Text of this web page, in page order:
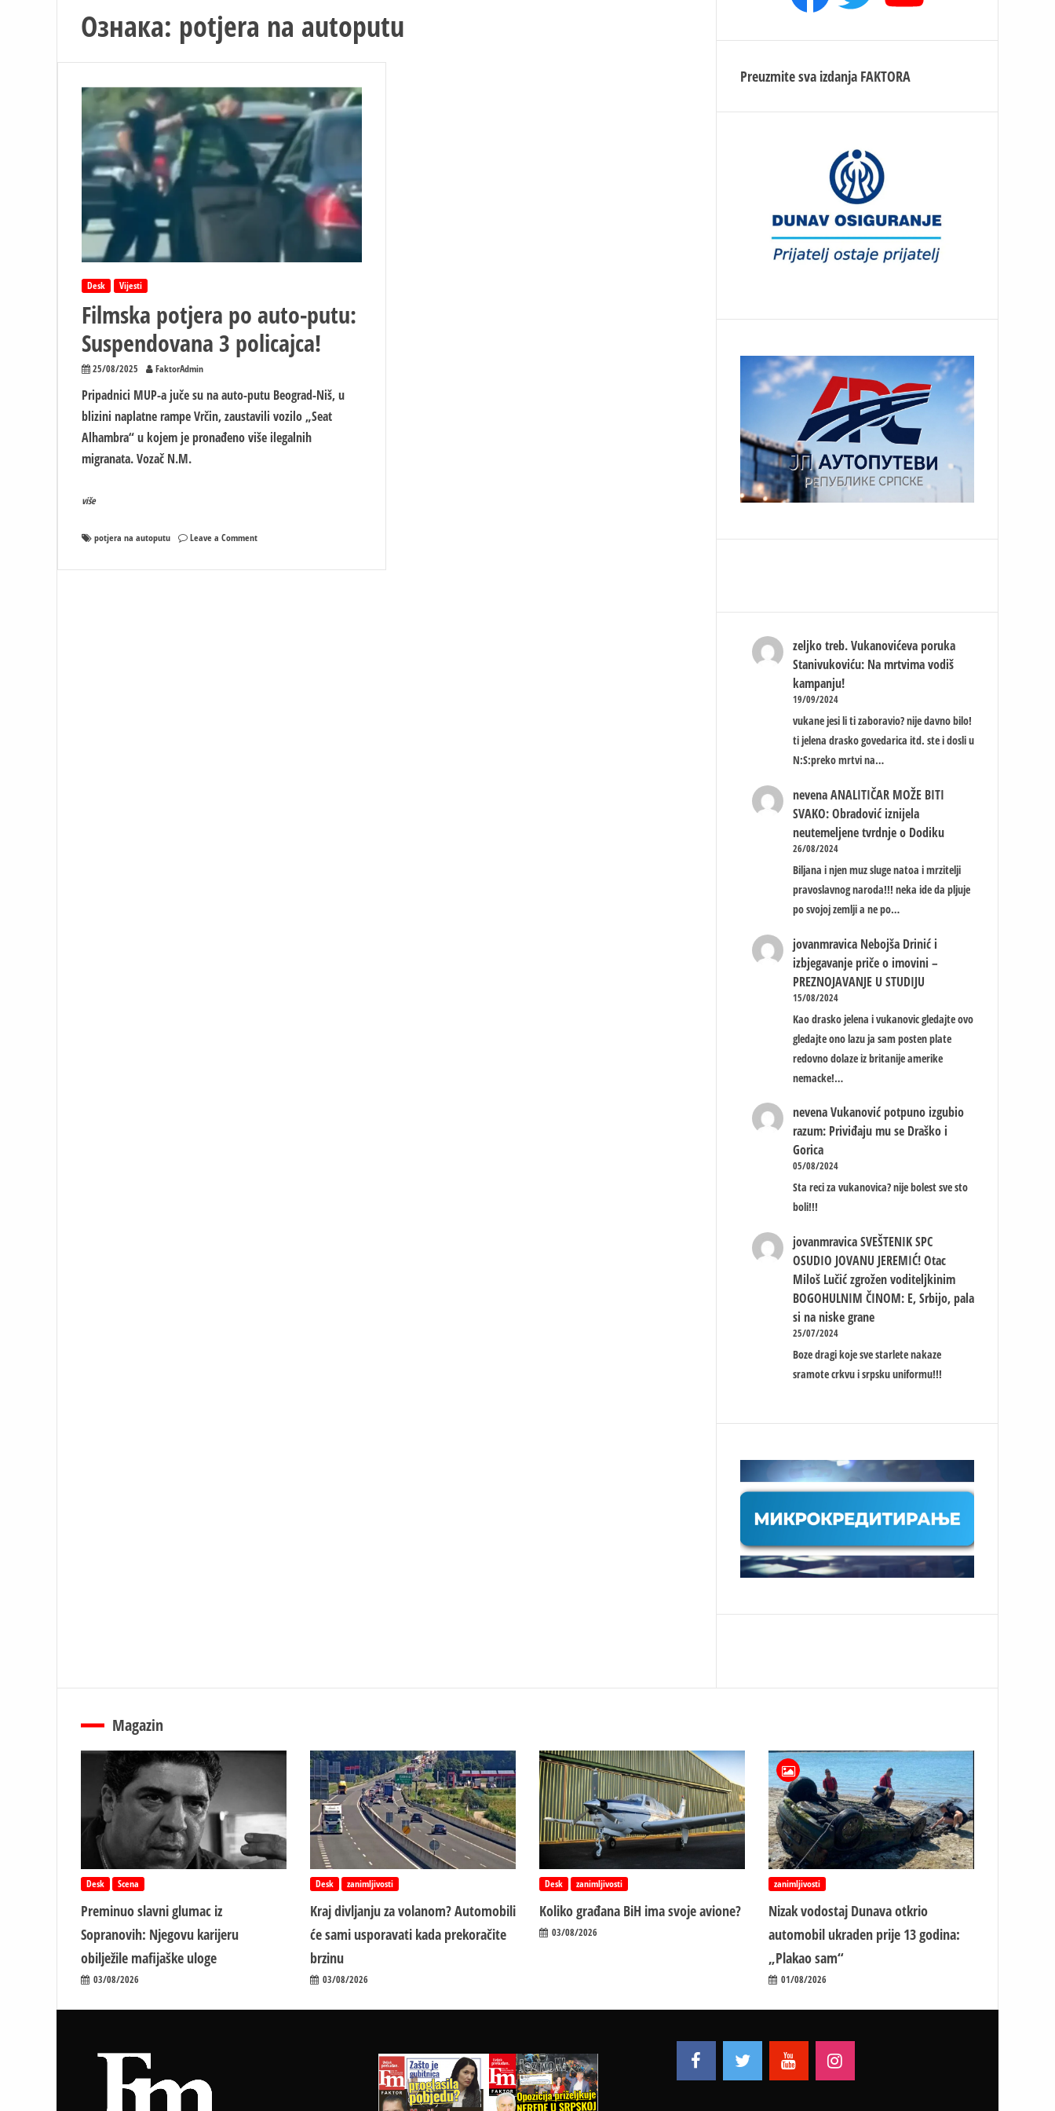
Ознака: potjera na autoputu
Desk Vijesti
Filmska potjera po auto-putu:
Suspendovana 3 policajca!
25/08/2025 FaktorAdmin
Pripadnici MUP-a juče su na auto-putu Beograd-Niš, u
blizini naplatne rampe Vrčin, zaustavili vozilo „Seat
Alhambra“ u kojem je pronađeno više ilegalnih
migranata. Vozač N.M.
više
potjera na autoputu Leave a Commenton
potjera
Preuzmite sva izdanja FAKTORA
zeljko treb. Vukanovićeva poruka
Stanivukoviću: Na mrtvima vodiš
kampanju!
19/09/2024
vukane jesi li ti zaboravio? nije davno bilo!
ti jelena drasko govedarica itd. ste i dosli u
N:S:preko mrtvi na…
nevena ANALITIČAR MOŽE BITI
SVAKO: Obradović iznijela
neutemeljene tvrdnje o Dodiku
26/08/2024
Biljana i njen muz sluge natoa i mrzitelji
pravoslavnog naroda!!! neka ide da pljuje
po svojoj zemlji a ne po…
jovanmravica Nebojša Drinić i
izbjegavanje priče o imovini –
PREZNOJAVANJE U STUDIJU
15/08/2024
Kao drasko jelena i vukanovic gledajte ovo
gledajte ono lazu ja sam posten plate
redovno dolaze iz britanije amerike
nemacke!…
nevena Vukanović potpuno izgubio
razum: Priviđaju mu se Draško i
Gorica
05/08/2024
Sta reci za vukanovica? nije bolest sve sto
boli!!!
jovanmravica SVEŠTENIK SPC
OSUDIO JOVANU JEREMIĆ! Otac
Miloš Lučić zgrožen voditeljkinim
BOGOHULNIM ČINOM: E, Srbijo, pala
si na niske grane
25/07/2024
Boze dragi koje sve starlete nakaze
sramote crkvu i srpsku uniformu!!!
Magazin
Desk Scena
Preminuo slavni glumac iz
Sopranovih: Njegovu karijeru
obilježile mafijaške uloge
03/08/2026
Desk zanimljivosti
Kraj divljanju za volanom? Automobili
će sami usporavati kada prekoračite
brzinu
03/08/2026
Desk zanimljivosti
Koliko građana BiH ima svoje avione?
03/08/2026
zanimljivosti
Nizak vodostaj Dunava otkrio
automobil ukraden prije 13 godina:
„Plakao sam“
01/08/2026